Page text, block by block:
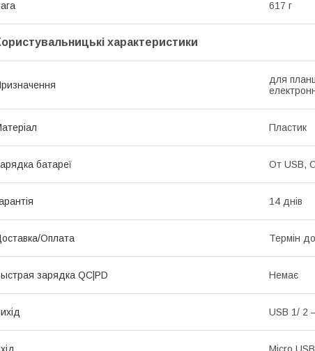
617 г
характеристики
для
Пластик
батареї От USB,
14 днів
Оплата Термін
зарядка QC|PD Немає
USB 1/ 2